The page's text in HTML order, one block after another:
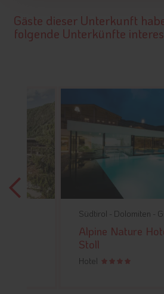
Gäste dieser Unterkunft
folgende Unterkünfte
Südtirol -Dolomiten -Gsies
Alpine Nature Hotel
Stoll
Hotel